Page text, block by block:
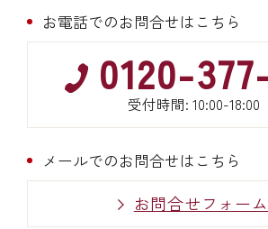
お電話でのお問合せはこちら
0120-
受付時間: 10:00-18:00
メールでのお問合せはこちら
お問合せフォー